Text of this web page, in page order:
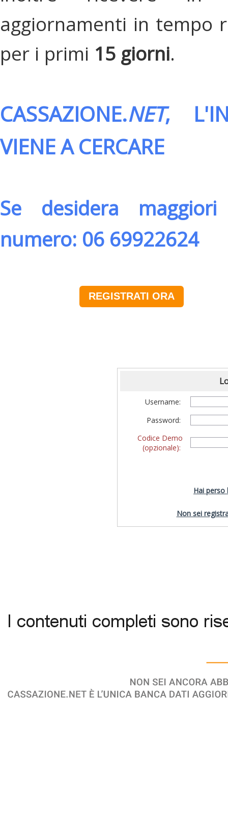
aggiornamenti in tempo
per i primi 15 giorni.
CASSAZIONE.NET,
VIENE A CERCARE
Se desidera
numero: 06 69922624
REGISTRATI ORA
Username:
Password:
Codice Demo
(opzionale):
Hai perso
Non sei